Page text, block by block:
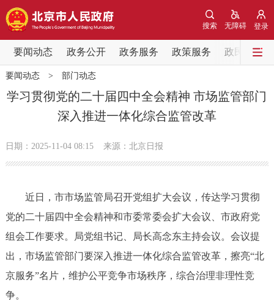
登录
无障碍
搜索
要闻动态 政务公开 政务服务 政策服务 政民互动
要闻动态
党中央精神
北京要闻 会议信息 部门动态
市领导 机构职能 政策服务
政策兑现 政策解读 回应关切
要闻动态> 部门动态
学习贯彻党的二十届四中全会精神 市场监管部门
深入推进一体化综合监管改革
日期：2025-11-04 08:15 来源：北京日报
近日，市市场监管局召开党组扩大会议，传达学习贯彻
党的二十届四中全会精神和市委常委会扩大会议、市政府党
组会工作要求。局党组书记、局长高念东主持会议。会议提
出，市场监管部门要深入推进一体化综合监管改革，擦亮“北
京服务”名片，维护公平竞争市场秩序，综合治理非理性竞
争。